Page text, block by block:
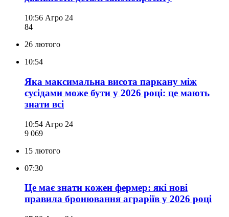
10:56 Агро 24
84
26 лютого
10:54
Яка максимальна висота паркану між
сусідами може бути у 2026 році: це мають
знати всі
10:54 Агро 24
9 069
15 лютого
07:30
Це має знати кожен фермер: які нові
правила бронювання аграріїв у 2026 році